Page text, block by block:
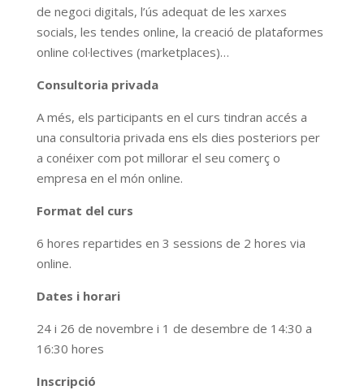
de negoci digitals, l’ús adequat de les xarxes
socials, les tendes online, la creació de plataformes
online col·lectives (marketplaces)…
Consultoria privada
A més, els participants en el curs tindran accés a
una consultoria privada ens els dies posteriors per
a conéixer com pot millorar el seu comerç o
empresa en el món online.
Format del curs
6 hores repartides en 3 sessions de 2 hores via
online.
Dates i horari
24 i 26 de novembre i 1 de desembre de 14:30 a
16:30 hores
Inscripció